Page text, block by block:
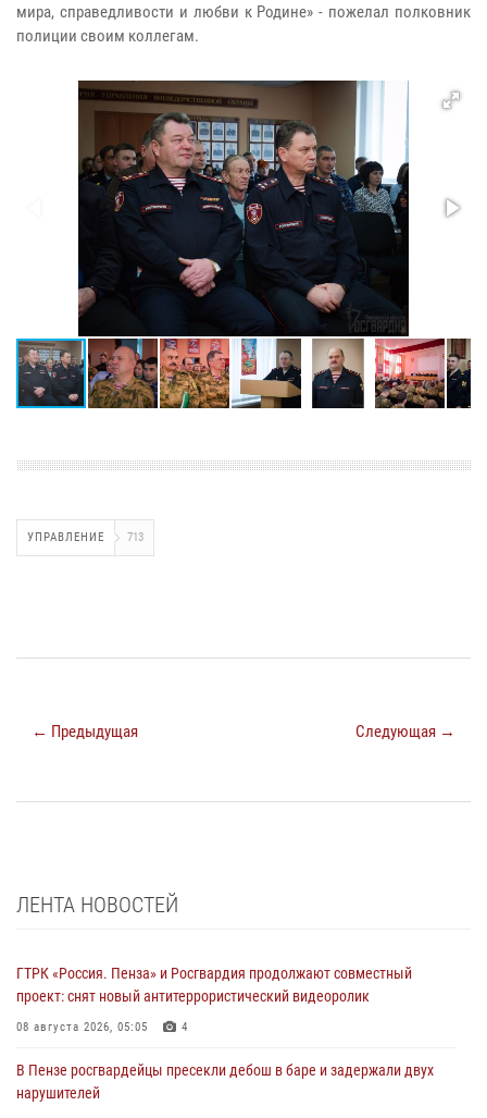
мира, справедливости и любви к Родине» - пожелал полковник
полиции своим коллегам.
УПРАВЛЕНИЕ 713
← Предыдущая Следующая →
ЛЕНТА НОВОСТЕЙ
ГТРК «Россия. Пенза» и Росгвардия продолжают совместный
проект: снят новый антитеррористический видеоролик
08 августа 2026, 05:05 4
В Пензе росгвардейцы пресекли дебош в баре и задержали двух
нарушителей